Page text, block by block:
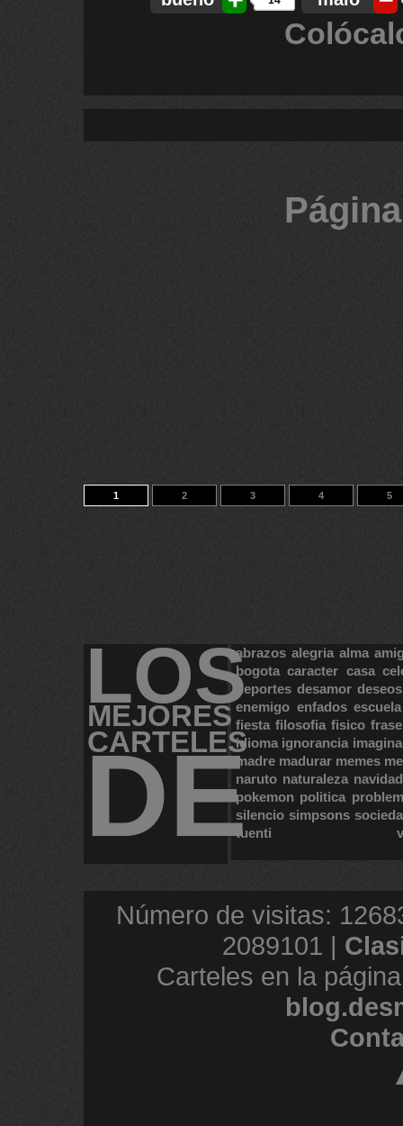
1 2 3 4 5
LOS
MEJORES
CARTELES
DE
abrazos alegria alma
bogota caracter casa
deportes desamor deseos
enemigo enfados escuela
fiesta filosofia fisico
idioma ignorancia
madre madurar memes
naruto naturaleza navidad
pokemon politica
silencio simpsons
tuenti
Número de visitas:
2089101 |
Carteles en la